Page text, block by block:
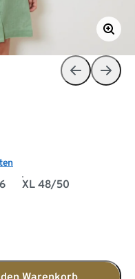
XL 48/50